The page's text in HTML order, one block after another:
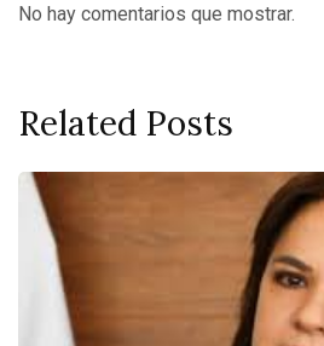
No hay comentarios que mostrar.
Related Posts